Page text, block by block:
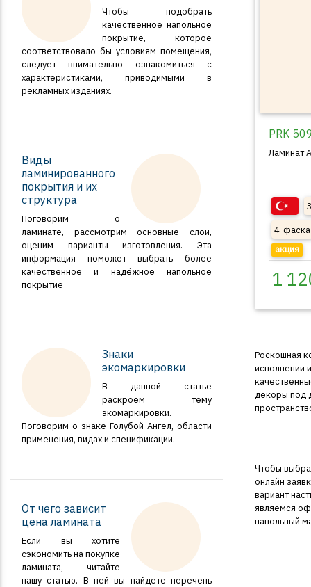
Чтобы подобрать
качественное напольное
покрытие, которое
соответствовало бы условиям помещения,
следует внимательно ознакомиться с
характеристиками, приводимыми в
рекламных изданиях.
Виды
ламинированного
покрытия и их
структура
Поговорим о
ламинате, рассмотрим основные слои,
оценим варианты изготовления. Эта
информация поможет выбрать более
качественное и надёжное напольное
покрытие
Знаки
экомаркировки
В данной статье
раскроем тему
экомаркировки.
Поговорим о знаке Голубой Ангел, области
применения, видах и спецификации.
От чего зависит
цена ламината
Если вы хотите
сэкономить на покупке
ламината, читайте
нашу статью. В ней вы найдете перечень
PRK
Ламинат
4-фаска
акция
1
Роскошная
исполнении
декоры под
Чтобы
онлайн
вариант
являемся
напольный